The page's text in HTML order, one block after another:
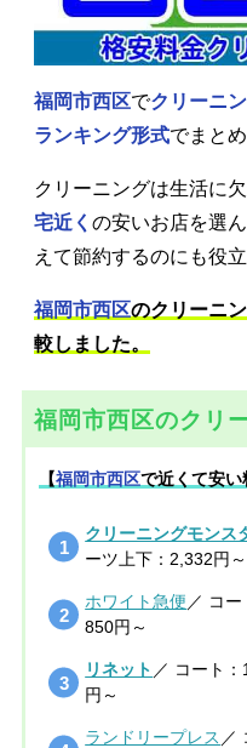
福岡市西区でクリーニ
ランキング形式でまと
クリーニングは生活に
宅近く の安いお店を選
えて節約するのにも役立
福岡市西区のクリーニ
較しました。
福岡市西区のクリ
【福岡市西区で近くて安い
クリーニングモンス
ーツ上下：2,332円～
ホワイト急便 ／ コ
850円～
リネット ／ コート
円～
ランドリープレス ／